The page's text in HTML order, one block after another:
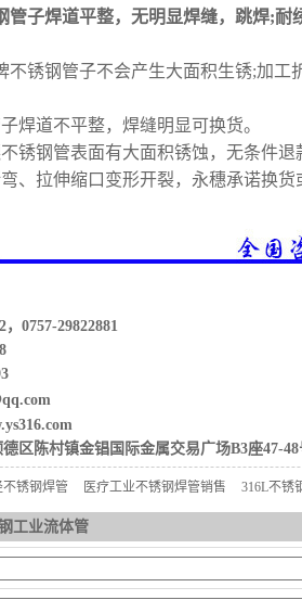
管子焊道平整，无明显焊缝，跳焊;耐
不锈钢管子不会产生大面积生锈;加
焊道不平整，焊缝明显可换货。
锈钢管表面有大面积锈蚀，无条件退
、拉伸缩口变形开裂，永穗承诺换
，0757-29822881
区陈村镇金锠国际金属交易广场B3座47-48
不锈钢焊管 医疗工业不锈钢焊管销售 316L不锈
工业流体管